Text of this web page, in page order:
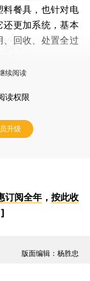
料餐具，也针对电
更加系统，基本
回收、处置全过
续阅读
读权限
升级
订阅全年， 按此收
版面编辑：杨胜忠